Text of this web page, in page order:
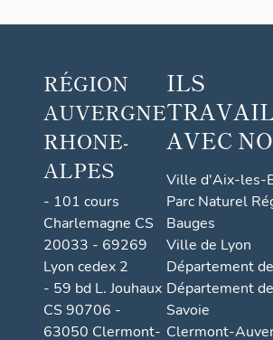
RÉGION
AUVERGNE
RHONE-
ALPES
- 101 cours
Charlemagne CS
20033 - 69269
Lyon cedex 2
- 59 bd L. Jouhaux
CS 90706 -
63050 Clermont-
ILS
AVEC
Ville d'Aix-les-
Parc Naturel
Bauges
Ville de Lyon
Département
Département
Savoie
Clermont-